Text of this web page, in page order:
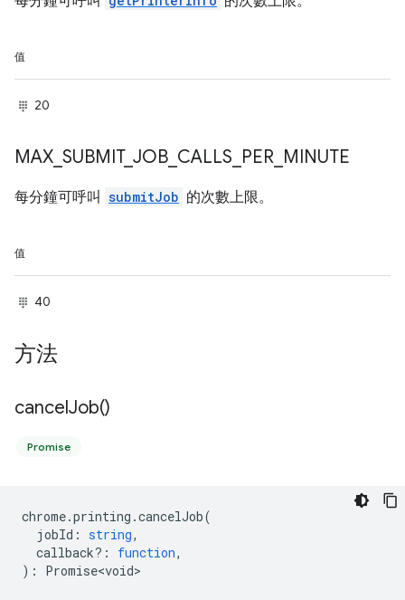
值
20
MAX SUBMIT_ JOB CALLS PER MINUTE
每分鐘可呼叫 submitJob 的次數上限。
值
40
方法
cancelJob()
Promise
chrome.printing .cancelJob(
jobId : string,
callback? : function,
) : Promise<void>